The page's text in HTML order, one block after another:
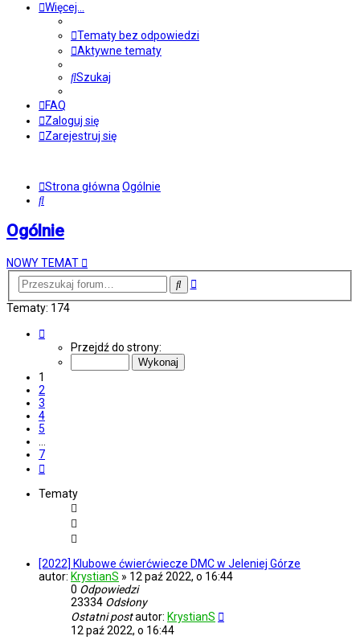
Więcej…
Tematy bez odpowiedzi
Aktywne tematy
Szukaj
FAQ
Zaloguj się
Zarejestruj się
Strona główna Ogólnie
Szukaj
Ogólnie
NOWY TEMAT
SzukajWyszukiwanie
Tematy: 174
Przejdź do strony:
1
2
3
4
5
…
7
Tematy
[2022] Klubowe ćwierćwiecze DMC w Jeleniej Górze
autor: KrystianS » 12 paź 2022, o 16:44
0 Odpowiedzi
23334 Odsłony
Ostatni postautor: KrystianS
12 paź 2022, o 16:44